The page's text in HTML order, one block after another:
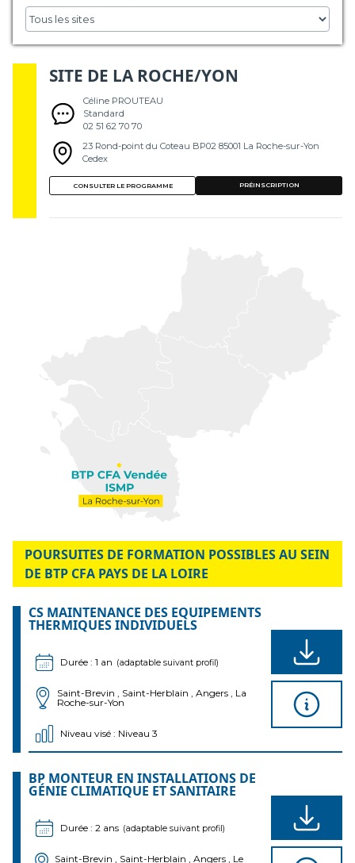
SITE DE LA ROCHE/YON
Céline PROUTEAU
Standard
02 51 62 70 70
23 Rond-point du Coteau BP02 85001 La Roche-sur-Yon
Cedex
CONSULTER LE PROGRAMME PRÉINSCRIPTION
POURSUITES DE FORMATION POSSIBLES AU SEIN
DE BTP CFA PAYS DE LA LOIRE
CS MAINTENANCE DES EQUIPEMENTS
THERMIQUES INDIVIDUELS
Durée : 1 an (adaptable suivant profil)
Saint-Brevin , Saint-Herblain , Angers , La
Roche-sur-Yon
Niveau visé : Niveau 3
BP MONTEUR EN INSTALLATIONS DE
GÉNIE CLIMATIQUE ET SANITAIRE
Durée : 2 ans (adaptable suivant profil)
Saint-Brevin , Saint-Herblain , Angers , Le